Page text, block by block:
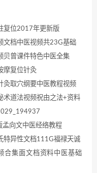
复位2017年更新版
文档中医视频共23G基础
贝曾课件特色中医全集
摩复位针灸
灸取穴纲要中医教程视频
术道法视频祝由之法+资料
向文中医经络教程
特异性文档111G福禄天诚
合集面文档资料中医基础